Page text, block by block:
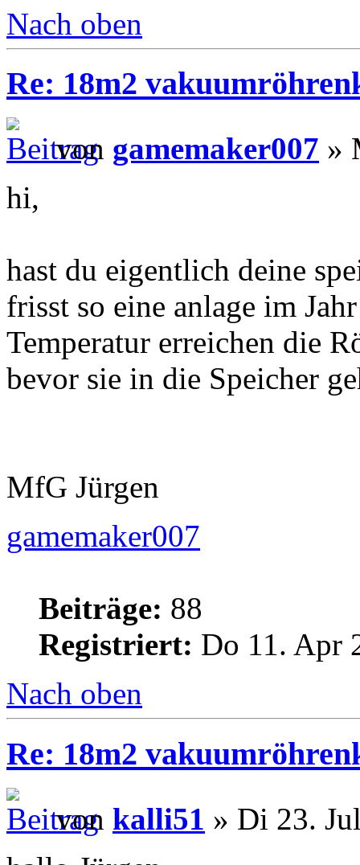
Nach oben
Re: 18m2
von gamemaker007 »
hi,
hast du eigentlich deine
frisst so eine anlage im
Temperatur erreichen die
bevor sie in die Speicher
MfG Jürgen
gamemaker007
Beiträge: 88
Registriert: Do 11. Apr
Nach oben
Re: 18m2
von kalli51 » Di 23.